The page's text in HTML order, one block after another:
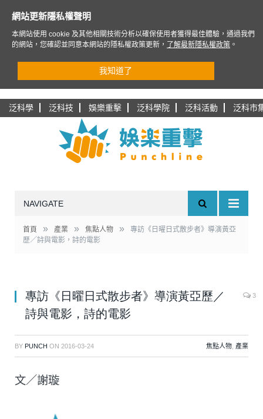
泛科學 泛科技 娛樂重擊 泛科學院 泛科活動 泛科市
NAVIGATE
首頁 » 產業 » 焦點人物 »
專訪《日曜日式散步者》導演黃亞
歷／詩與電影，詩的電影
專訪《日曜日式散步者》導演黃亞歷／
詩與電影，詩的電影
3
BY PUNCH ON 2016-03-24 焦點人物 產業
文／謝璇
網站更新隱私權聲明
本網站使用 cookie 及其他相關技術分析以確保使用者獲得最佳體驗，通過我們
的網站，您確認並同意本網站的隱私權政策更新，
了解最新隱私權政策 。
我知道了